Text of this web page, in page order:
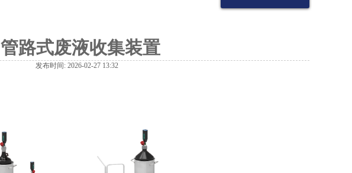
管路式废液收集装置
发布时间: 2026-02-27 13:32